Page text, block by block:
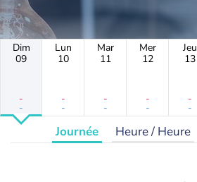
Dim
09
-
-
Lun
10
-
-
Mar
11
-
-
Mer
12
-
-
Jeu
13
-
-
Journée Heure / Heure